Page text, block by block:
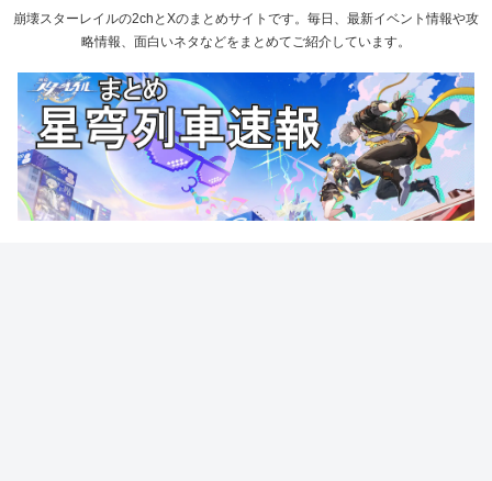
崩壊スターレイルの2chとXのまとめサイトです。毎日、最新イベント情報や攻
略情報、面白いネタなどをまとめてご紹介しています。